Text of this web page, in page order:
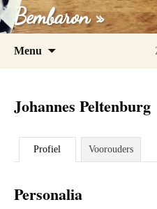
Bembaron »
Menu
Johannes Peltenburg
Profiel Voorouders
Personalia